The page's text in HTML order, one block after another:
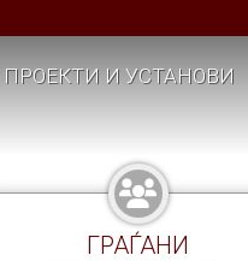
ПРОЕКТИ И УСТАНОВИ
ГРАЃАНИ